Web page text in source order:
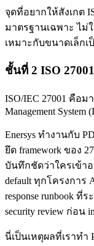
จุดที่อยากให้สังเกต
มาตรฐานเฉพาะ ไม่
เหมาะกับขนาดเล็ก
ชั้นที่ 2 ISO
ISO/IEC 27001 คือม
Management System
Enersys ทำงานกับ
ยึด framework ของ
บันทึกชัดว่าใครเข้าอะ
default ทุกโครงการ
response runbook ที่
security review ก่อน
นี่เป็นเหตุผลที่เราทำ